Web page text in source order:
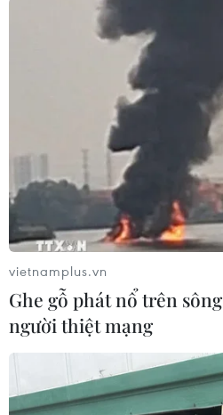
vietnamplus.vn
Ghe gỗ phát nổ trên
người thiệt mạng